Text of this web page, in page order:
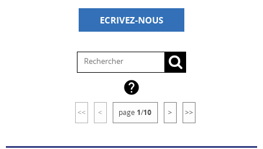
ECRIVEZ-NOUS
<< < page 1/10 > >>
